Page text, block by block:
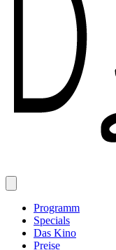
Programm
Specials
Das Kino
Preise